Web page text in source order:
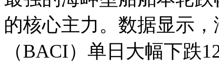
的核心主力。数据显示
（BACI）单日大幅下跌